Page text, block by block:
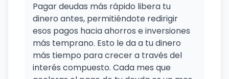
Pagar deudas más rápido libera tu
dinero antes, permitiéndote redirigir
esos pagos hacia ahorros e inversiones
más temprano. Esto le da a tu dinero
más tiempo para crecer a través del
interés compuesto. Cada mes que